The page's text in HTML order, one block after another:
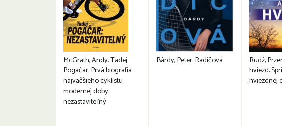
McGrath, Andy: Tadej
Pogačar: Prvá biografia
najväčšieho cyklistu
modernej doby:
nezastaviteľný
Bárdy, Peter: Radičová
Rudź,
hviezd:
hviezdnej